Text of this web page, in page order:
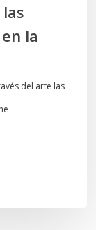
la
del arte las